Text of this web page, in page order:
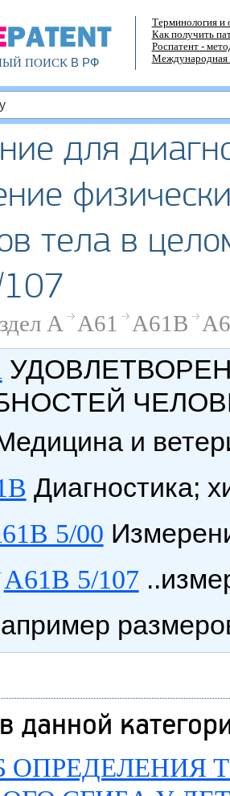
ПОИСКВ РФ
Терминология и
Как получить
Роспатент -
Международная
для
тела в
A A61 A61B
и
Диагностика;
5/00
A61B 5/107
данной
ОПРЕДЕЛЕНИЯ